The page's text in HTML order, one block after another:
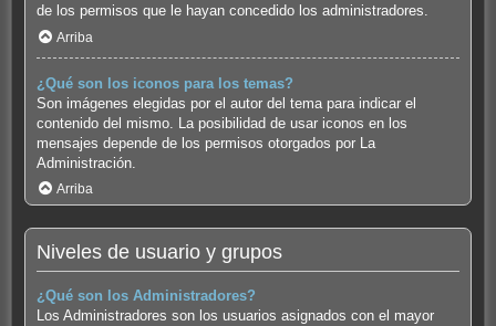
de los permisos que le hayan concedido los administradores.
Arriba
¿Qué son los iconos para los temas?
Son imágenes elegidas por el autor del tema para indicar el
contenido del mismo. La posibilidad de usar iconos en los
mensajes depende de los permisos otorgados por La
Administración.
Arriba
Niveles de usuario y grupos
¿Qué son los Administradores?
Los Administradores son los usuarios asignados con el mayor